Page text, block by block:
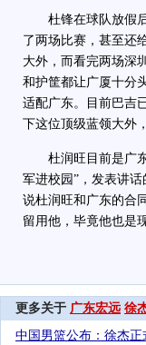
杜锋在球队放假后
了两场比赛，甚至还
大外，而看完两场深
和护筐都让广厦十分
适配广东。目前巴吉
下这位顶级蓝领大外
杜润旺目前是广东
军进校园”，发表讲
说杜润旺和广东的合
留用他，毕竟他也是
更多关于 广东宏远 徐
中国男篮公布：徐杰